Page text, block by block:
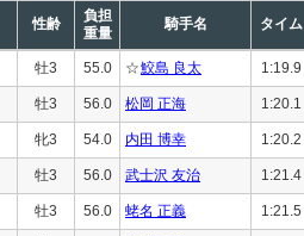
性齢
負担
重量
騎手名 タイム
牡3 55.0 ☆鮫島 良太 1:19.9
牡3 56.0 松岡 正海 1:20.1
牝3 54.0 内田 博幸 1:20.2
牡3 56.0 武士沢 友治 1:21.4
牡3 56.0 蛯名 正義 1:21.5